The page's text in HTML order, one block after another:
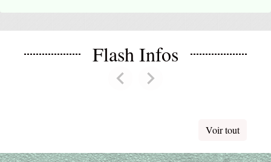
Flash Infos
chevron_leftPreviouschevron_rightNext
Voir tout